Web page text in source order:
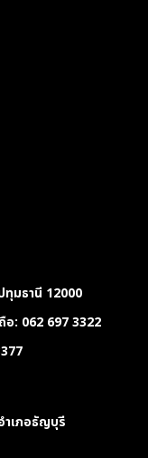
ทุมธานี 12000
697 3322
ำเภอธัญบุรี